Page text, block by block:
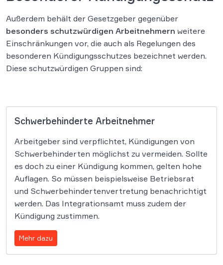
Außerdem behält der Gesetzgeber gegenüber
besonders schutzwürdigen Arbeitnehmern weitere
Einschränkungen vor, die auch als Regelungen des
besonderen Kündigungsschutzes bezeichnet werden.
Diese schutzwürdigen Gruppen sind:
Schwerbehinderte Arbeitnehmer
Arbeitgeber sind verpflichtet, Kündigungen von
Schwerbehinderten möglichst zu vermeiden. Sollte
es doch zu einer Kündigung kommen, gelten hohe
Auflagen. So müssen beispielsweise Betriebsrat
und Schwerbehindertenvertretung benachrichtigt
werden. Das Integrationsamt muss zudem der
Kündigung zustimmen.
Mehr dazu